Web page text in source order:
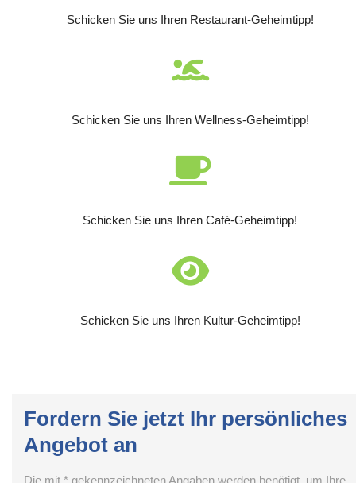
Schicken Sie uns Ihren Restaurant-Geheimtipp!
Schicken Sie uns Ihren Wellness-Geheimtipp!
Schicken Sie uns Ihren Café-Geheimtipp!
Schicken Sie uns Ihren Kultur-Geheimtipp!
Fordern Sie jetzt Ihr persönliches
Angebot an
Die mit * gekennzeichneten Angaben werden benötigt, um Ihre